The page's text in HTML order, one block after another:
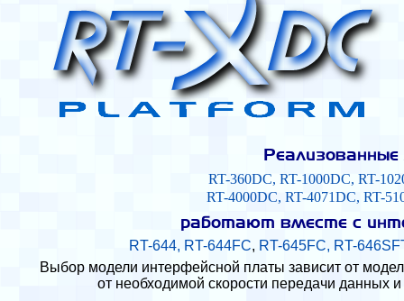
RT-360DC, RT-1000DC, RT-
RT-4000DC, RT-4071DC, RT-
работают вместе с
RT-644, RT-644FC, RT-645FC, RT-
Выбор модели интерфейсной платы зависит от
от необходимой скорости передачи данных